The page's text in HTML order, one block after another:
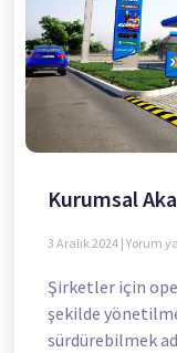
Kurumsal
3 Aralık 2024 Yorum
Şirketler için
şekilde
sürdürebilmek